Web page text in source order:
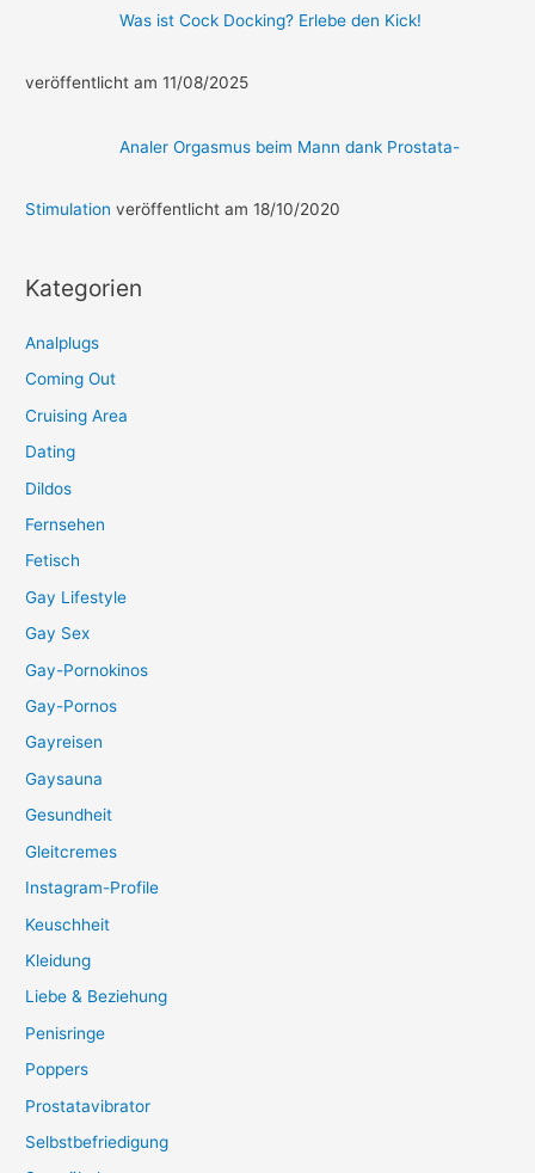
Was ist Cock Docking? Erlebe den Kick!
veröffentlicht am 11/08/2025
Analer Orgasmus beim Mann dank Prostata-
Stimulation veröffentlicht am 18/10/2020
Kategorien
Analplugs
Coming Out
Cruising Area
Dating
Dildos
Fernsehen
Fetisch
Gay Lifestyle
Gay Sex
Gay-Pornokinos
Gay-Pornos
Gayreisen
Gaysauna
Gesundheit
Gleitcremes
Instagram-Profile
Keuschheit
Kleidung
Liebe & Beziehung
Penisringe
Poppers
Prostatavibrator
Selbstbefriedigung